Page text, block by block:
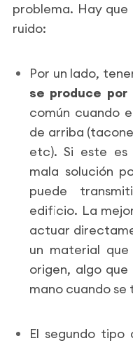
problema. Hay
ruido:
Por un lado,
se produce por
común cuando
de arriba
etc). Si este
mala solución
puede
edificio. La
actuar
un material
origen, algo
mano cuando
El segundo tipo